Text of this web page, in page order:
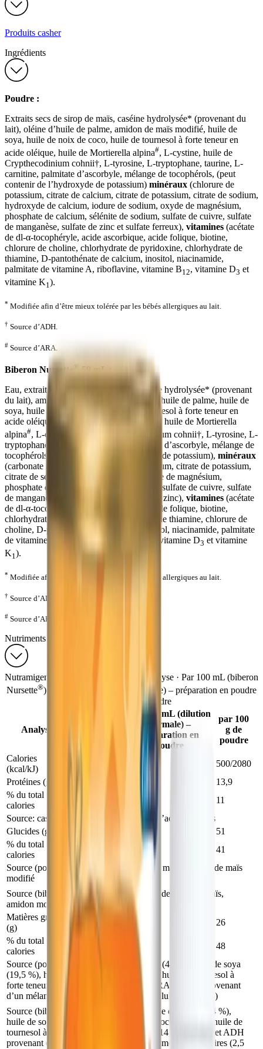
Produits casher
Ingrédients
Poudre :
Extraits secs de sirop de maïs, caséine hydrolysée* (provenant du
lait), oléine d’huile de palme, amidon de maïs modifié, huile de
soya, huile de noix de coco, huile de tournesol à forte teneur en
acide oléique, huile de Mortierella alpina#, L-cystine, huile de
Crypthecodinium cohnii†, L-tyrosine, L-tryptophane, taurine, L-
carnitine, palmitate d’ascorbyle, mélange de tocophérols, (peut
contenir de l’hydroxyde de potassium) minéraux (chlorure de
potassium, citrate de calcium, citrate de potassium, citrate de sodium,
hydroxyde de calcium, iodure de sodium, oxyde de magnésium,
phosphate de calcium, sélénite de sodium, sulfate de cuivre, sulfate
de manganèse, sulfate de zinc et sulfate ferreux), vitamines (acétate
de dl-α-tocophéryle, acide ascorbique, acide folique, biotine,
chlorure de choline, chlorhydrate de pyridoxine, chlorhydrate de
thiamine, D-pantothénate de calcium, inositol, niacinamide,
palmitate de vitamine A, riboflavine, vitamine B12, vitamine D3 et
vitamine K1).
* Modifiée afin d’être mieux tolérée par les bébés allergiques au lait.
† Source d’ADH.
# Source d’ARA.
Biberon Nursette ®
Eau, extraits secs de sirop de maïs, caséine hydrolysée* (provenant
du lait), amidon de maïs modifié, oléine d’huile de palme, huile de
soya, huile de noix de coco, huile de tournesol à forte teneur en
acide oléique, carraghénine, acide citrique, huile de Mortierella
alpina#, L-cystine, huile de Crypthecodinium cohnii†, L-tyrosine, L-
tryptophane, taurine, L-carnitine, palmitate d’ascorbyle, mélange de
tocophérols (peut contenir de l’hydroxyde de potassium), minéraux
(carbonate de calcium, chlorure de potassium, citrate de potassium,
citrate de sodium, iodure de sodium, oxyde de magnésium,
phosphate de calcium, sélénite de sodium, sulfate de cuivre, sulfate
de manganèse, sulfate ferreux et sulfate de zinc), vitamines (acétate
de dl-α-tocophéryle, acide ascorbique, acide folique, biotine,
chlorhydrate de pyridoxine, chlorhydrate de thiamine, chlorure de
choline, D-pantothénate de calcium, inositol, niacinamide, palmitate
de vitamine A, riboflavine, vitamine B
, vitamine D3 et vitamine
K1).
* Modifiée afin d’être mieux tolérée par les bébés allergiques au lait.
† Source d’ADH.
# Source d’ARA.
Nutriments
Nutramigen
— Nutriments — Analyse · Par 100 mL (biberon
Nursette®) · Par 100 mL (dilution normale) – préparation en poudre
· par 100 g de poudre
Analyse
Par 100 mL (dilution
normale) –
préparation en
poudre
par 100
g de
poudre
Calories
(kcal/kJ)
68/280
500/2080
Protéines (g)
13,9
% du total des
calories
11
Source: caséine hydrolysée, prémélange d’acides aminés
Glucides (g)
51
% du total des
calories
41
Source (poudre) : extraits secs de sirop de maïs, amidon de maïs
modifié
Source (biberon Nursette
) : extraits secs de sirop de maïs,
amidon modifié
Matières grasses
(g)
26
% du total des
calories
48
Source (poudre) : oléine d’huile de palme (44 %), huile de soya
(19,5 %), huile de noix de coco (19,5 %), huile de tournesol à
forte teneur en acide oléique (14,5 %), ARA et ADH provenant
d’un mélange d’huile d’organismes unicellulaires (2,5 %)
Source (biberon Nursette
) : oléine d’huile de palme (44 %),
huile de soya (19,5 %), huile de noix de coco (19,5 %), huile de
tournesol à forte teneur en acide oléique (14,5 %), ARA et ADH
provenant d’un mélange d’huile d’organismes unicellulaires (2,5